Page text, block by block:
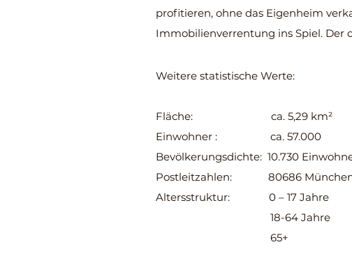
profitieren, ohne das Eigenheim
Immobilienverrentung ins Spiel.
Weitere statistische Werte:
Fläche: ca. 5,29 km²
Einwohner : ca. 57.000
Bevölkerungsdichte: 10.730
Postleitzahlen: 80686 München,
Altersstruktur: 0 – 17 Jahre
18-64 Jahre
65+